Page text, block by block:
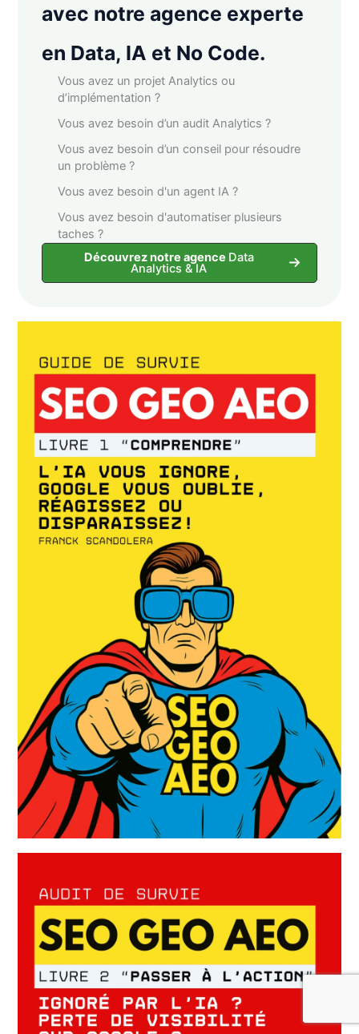
avec notre agence experte
en Data, IA et No Code.
Vous avez un projet Analytics ou
d’implémentation ?
Vous avez besoin d’un audit Analytics ?
Vous avez besoin d’un conseil pour résoudre
un problème ?
Vous avez besoin d'un agent IA ?
Vous avez besoin d'automatiser plusieurs
taches ?
Découvrez notre agence Data
Analytics & IA